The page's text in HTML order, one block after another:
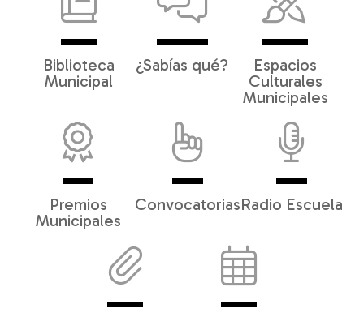
Biblioteca
Municipal
¿Sabías qué?
Espacios
Culturales
Municipales
Premios
Municipales
ConvocatoriasRadio Escuela